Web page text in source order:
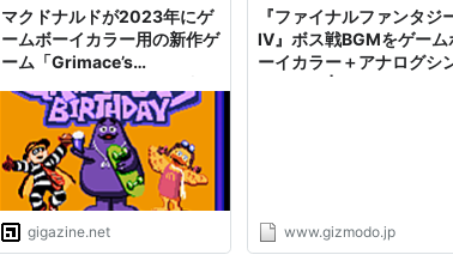
マクドナルドが2023年にゲ
ームボーイカラー用の新作ゲ
ーム「Grimace’s
でROMイメージのダウンロ
ードが可能
gigazine.net
『ファイナルファンタジ
IV』ボス戦BGMをゲーム
ーイカラー＋アナログシ
www.gizmodo.jp